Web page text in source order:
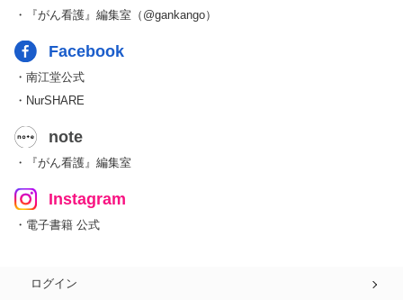
・『がん看護』編集室（@gankango）
Facebook
・南江堂公式
・NurSHARE
note
・『がん看護』編集室
Instagram
・電子書籍 公式
ログイン